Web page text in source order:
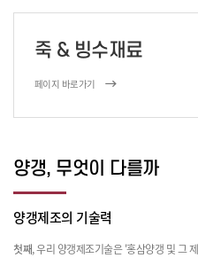
죽 & 빙수재료
페이지 바로가기
양갱, 무엇이 다를까
양갱제조의 기술력
첫째, 우리 양갱제조기술은 '홍삼양갱 및 그